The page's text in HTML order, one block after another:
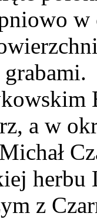
a w
herbu
z